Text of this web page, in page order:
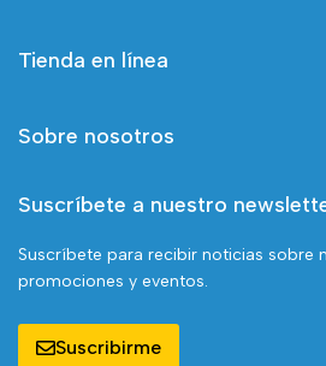
Tienda en línea
Sobre nosotros
Suscríbete a nuestro
Suscríbete para recibir noticias sobre
promociones y eventos.
Suscribirme